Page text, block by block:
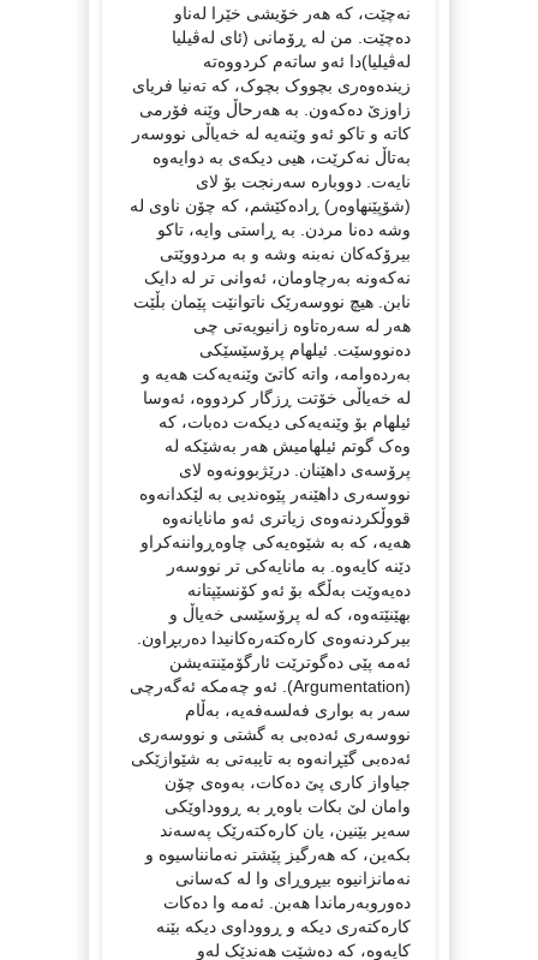
نەچێت، کە هەر خۆیشی خێرا لەناو
دەچێت. من لە ڕۆمانی (ئای لەڤیلیا
لەڤیلیا)دا ئەو ساتەم کردووەتە
زیندەوەری بچووک بچوک، کە تەنیا فریای
زاوزێ دەکەون. بە هەرحاڵ وێنە فۆرمی
کاتە و تاکو ئەو وێنەیە لە خەیاڵی نووسەر
بەتاڵ نەکرێت، هیی دیکەی بە دوایەوە
نایەت. دووبارە سەرنجت بۆ لای
(شۆپێنهاوەر) ڕادەکێشم، کە چۆن ناوی لە
وشە دەنا مردن. بە ڕاستی وایە، تاکو
بیرۆکەکان نەبنە وشە و بە مردووێتی
نەکەونە بەرچاومان، ئەوانی تر لە دایک
نابن. هیچ نووسەرێک ناتوانێت پێمان بڵێت
هەر لە سەرەتاوە زانیویەتی چی
دەنووسێت. ئیلهام پرۆسێسێکی
بەردەوامە، واتە کاتێ وێنەیەکت هەیە و
لە خەیاڵی خۆتت ڕزگار کردووە، ئەوسا
ئیلهام بۆ وێنەیەکی دیکەت دەبات، کە
وەک گوتم ئیلهامیش هەر بەشێکە لە
پرۆسەی داهێنان. درێژبوونەوە لای
نووسەری داهێنەر پێوەندیی بە لێکدانەوە
قووڵکردنەوەی زیاتری ئەو مانایانەوە
هەیە، کە بە شێوەیەکی چاوەڕواننەکراو
دێنە کایەوە. بە مانایەکی تر نووسەر
دەیەوێت بەڵگە بۆ ئەو کۆنسێپتانە
بهێنێتەوە، کە لە پرۆسێسی خەیاڵ و
بیرکردنەوەی کارەکتەرەکانیدا دەربڕاون.
ئەمە پێی دەگوترێت ئارگۆمێنتەیشن
(Argumentation). ئەو چەمکە ئەگەرچی
سەر بە بواری فەلسەفەیە، بەڵام
نووسەری ئەدەبی بە گشتی و نووسەری
ئەدەبی گێڕانەوە بە تایبەتی بە شێوازێکی
جیاواز کاری پێ دەکات، بەوەی چۆن
وامان لێ بکات باوەڕ بە ڕووداوێکی
سەیر بێنین، یان کارەکتەرێک پەسەند
بکەین، کە هەرگیز پێشتر نەمانناسیوە و
نەمانزانیوە بیڕوڕای وا لە کەسانی
دەوروبەرماندا هەبن. ئەمە وا دەکات
کارەکتەری دیکە و ڕووداوی دیکە بێنە
کایەوە، کە دەشێت هەندێک لەو